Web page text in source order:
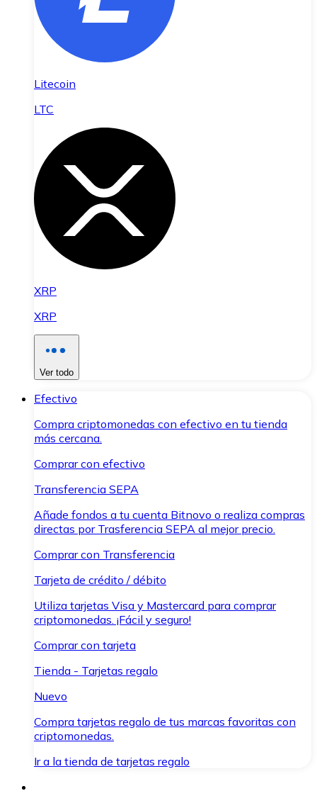
Litecoin
LTC
XRP
XRP
Ver todo
Efectivo
Compra criptomonedas con efectivo en tu tienda
más cercana.
Comprar con efectivo
Transferencia SEPA
Añade fondos a tu cuenta Bitnovo o realiza compras
directas por Trasferencia SEPA al mejor precio.
Comprar con Transferencia
Tarjeta de crédito / débito
Utiliza tarjetas Visa y Mastercard para comprar
criptomonedas. ¡Fácil y seguro!
Comprar con tarjeta
Tienda - Tarjetas regalo
Nuevo
Compra tarjetas regalo de tus marcas favoritas con
criptomonedas.
Ir a la tienda de tarjetas regalo